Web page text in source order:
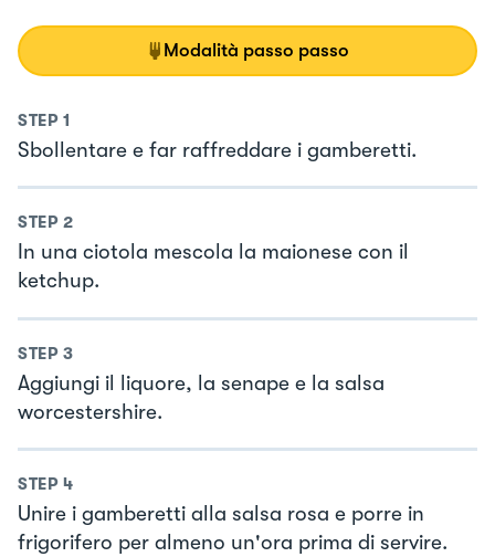
Modalità passo passo
STEP 1
Sbollentare e far raffreddare i gamberetti.
STEP 2
In una ciotola mescola la maionese con il
ketchup.
STEP 3
Aggiungi il liquore, la senape e la salsa
worcestershire.
STEP 4
Unire i gamberetti alla salsa rosa e porre in
frigorifero per almeno un'ora prima di servire.